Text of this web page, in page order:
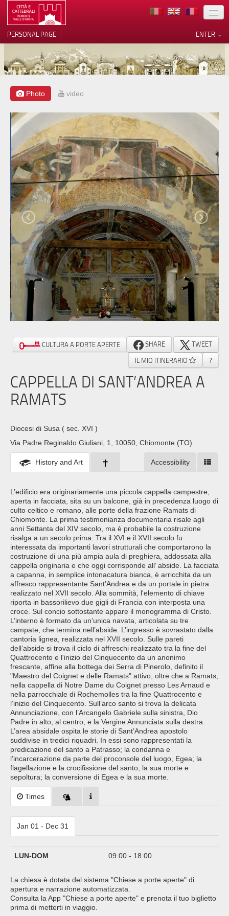
LOCATION
ARCHITECTURE
MUSEUMS
ITINERARIES
EVENTS
HOST
VOLUNTEERS
CONTACTS
PRESS
ENTER
PERSONAL PAGE
Photo video
CULTURA A PORTE APERTE SHARE
TWEET
IL MIO ITINERARIO
?
CAPPELLA DI SANT’ANDREA A
RAMATS
Diocesi di Susa ( sec. XVI )
Via Padre Reginaldo Giuliani, 1, 10050, Chiomonte (TO)
History and Art Accessibility
L’edificio era originariamente una piccola cappella campestre,
aperta in facciata, sita su un balcone, già in precedenza luogo di
culto celtico e romano, alle porte della frazione Ramats di
Chiomonte. La prima testimonianza documentaria risale agli
anni Settanta del XIV secolo, ma è probabile la costruzione
risalga a un secolo prima. Tra il XVI e il XVII secolo fu
interessata da importanti lavori strutturali che comportarono la
costruzione di una più ampia aula di preghiera, addossata alla
cappella originaria e che oggi corrisponde all’ abside. La facciata
a capanna, in semplice intonacatura bianca, è arricchita da un
affresco rappresentante Sant’Andrea e da un portale in pietra
realizzato nel XVII secolo. Alla sommità, l'elemento di chiave
riporta in bassorilievo due gigli di Francia con interposta una
croce. Sul concio sottostante appare il monogramma di Cristo.
L’interno è formato da un’unica navata, articolata su tre
campate, che termina nell’abside. L’ingresso è sovrastato dalla
cantoria lignea, realizzata nel XVII secolo. Sulle pareti
dell’abside si trova il ciclo di affreschi realizzato tra la fine del
Quattrocento e l'inizio del Cinquecento da un anonimo
frescante, affine alla bottega dei Serra di Pinerolo, definito il
"Maestro del Coignet e delle Ramats" attivo, oltre che a Ramats,
nella cappella di Notre Dame du Coignet presso Les Arnaud e
nella parrocchiale di Rochemolles tra la fine Quattrocento e
l’inizio del Cinquecento. Sull’arco santo si trova la delicata
Annunciazione, con l’Arcangelo Gabriele sulla sinistra, Dio
Padre in alto, al centro, e la Vergine Annunciata sulla destra.
L’area absidale ospita le storie di Sant’Andrea apostolo
suddivise in tredici riquadri. In essi sono rappresentati la
predicazione del santo a Patrasso; la condanna e
l’incarcerazione da parte del proconsole del luogo, Egea; la
flagellazione e la crocifissione del santo; la sua morte e
sepoltura; la conversione di Egea e la sua morte.
Times
Jan 01 - Dec 31
LUN-DOM 09:00 - 18:00
La chiesa è dotata del sistema "Chiese a porte aperte" di
apertura e narrazione automatizzata.
Consulta la App "Chiese a porte aperte" e prenota il tuo biglietto
prima di metterti in viaggio.
Notice at collection
Your Privacy Choices